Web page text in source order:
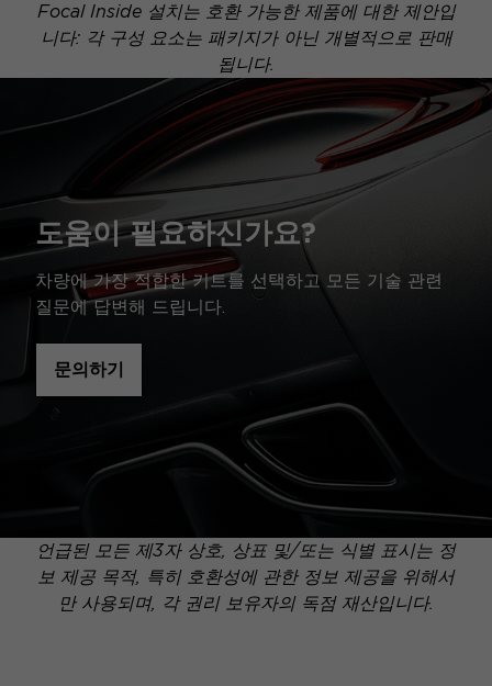
Focal Inside 설치는 호환 가능한 제품에 대한 제안입
니다: 각 구성 요소는 패키지가 아닌 개별적으로 판매
됩니다.
도움이 필요하신가요?
차량에 가장 적합한 키트를 선택하고 모든 기술 관련
질문에 답변해 드립니다.
문의하기
언급된 모든 제3자 상호, 상표 및/또는 식별 표시는 정
보 제공 목적, 특히 호환성에 관한 정보 제공을 위해서
만 사용되며, 각 권리 보유자의 독점 재산입니다.